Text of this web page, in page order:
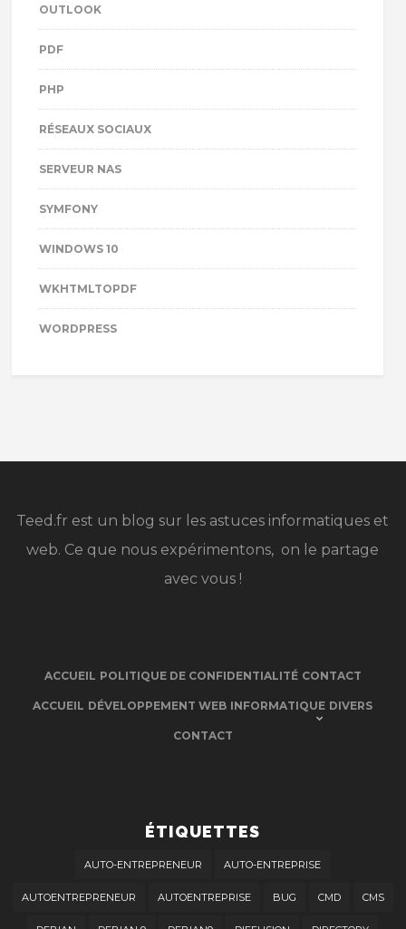
OUTLOOK
PDF
PHP
RÉSEAUX SOCIAUX
SERVEUR NAS
SYMFONY
WINDOWS 10
WKHTMLTOPDF
WORDPRESS
Teed.fr est un blog sur les astuces informatiques et
web. Ce que nous expérimentons, on le partage
avec vous !
ACCUEIL POLITIQUE DE CONFIDENTIALITÉ CONTACT
ACCUEIL DÉVELOPPEMENT WEB INFORMATIQUE DIVERS
CONTACT
ÉTIQUETTES
AUTO-ENTREPRENEUR AUTO-ENTREPRISE
AUTOENTREPRENEUR AUTOENTREPRISE BUG CMD CMS